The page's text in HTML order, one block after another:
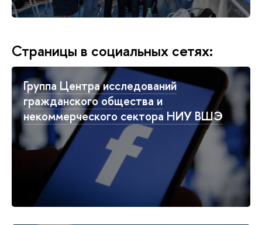
Страницы в социальных сетях:
Группа Центра исследований
гражданского общества и
некоммерческого сектора НИУ ВШЭ